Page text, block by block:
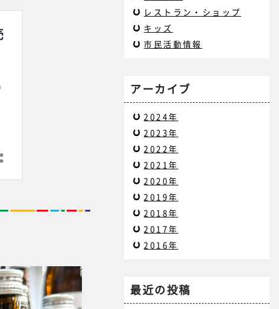
レストラン・ショップ
キッズ
市民活動情報
アーカイブ
2024年
2023年
2022年
2021年
2020年
2019年
2018年
2017年
2016年
最近の投稿